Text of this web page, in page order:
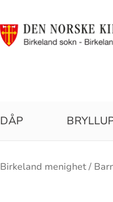
DÅP
Birkeland menighet